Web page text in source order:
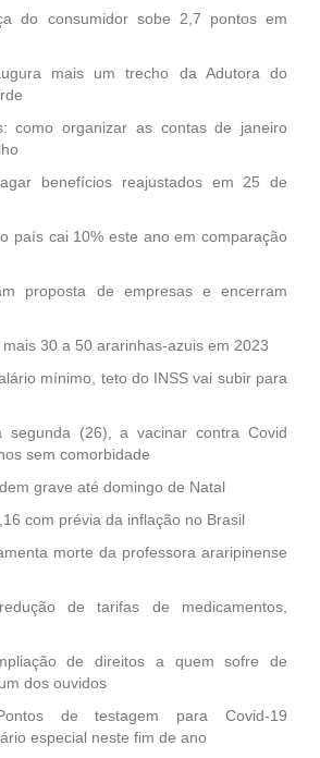
do consumidor sobe 2,7 pontos em
mais um trecho da Adutora do
como organizar as contas de janeiro
benefícios reajustados em 25 de
país cai 10% este ano em comparação
proposta de empresas e encerram
30 a 50 ararinhas-azuis em 2023
mínimo, teto do INSS vai subir para
segunda (26), a vacinar contra Covid
sem comorbidade
grave até domingo de Natal
com prévia da inflação no Brasil
morte da professora araripinense
de tarifas de medicamentos,
de direitos a quem sofre de
dos ouvidos
de testagem para Covid-19
especial neste fim de ano